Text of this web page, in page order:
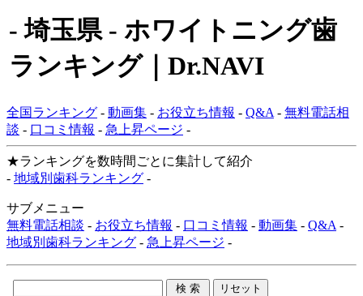
- 埼玉県 - ホワイトニング歯
ランキング｜Dr.NAVI
全国ランキング - 動画集 - お役立ち情報 - Q&A - 無料電話相
談 - 口コミ情報 - 急上昇ページ -
★ランキングを数時間ごとに集計して紹介
- 地域別歯科ランキング -
サブメニュー
無料電話相談 - お役立ち情報 - 口コミ情報 - 動画集 - Q&A -
地域別歯科ランキング - 急上昇ページ -